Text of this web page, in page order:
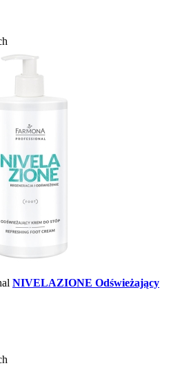
NIVELAZIONE Odświeżający